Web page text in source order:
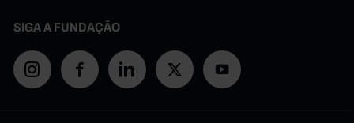
SIGA A FUNDAÇÃO